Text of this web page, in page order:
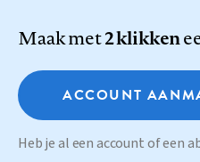
Maak met2 klikken
ACCOUNT
Heb je al een account of een